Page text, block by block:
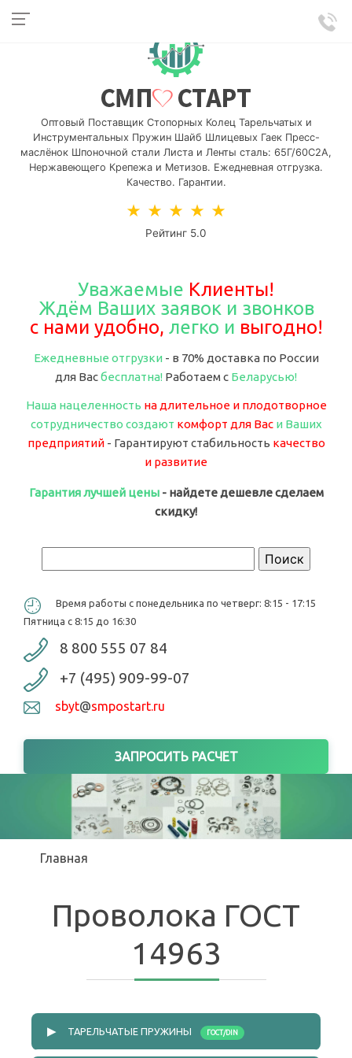
Оптовый Поставщик Стопорных Колец Тарельчатых и
Инструментальных Пружин Шайб Шлицевых Гаек Пресс-
маслёнок Шпоночной стали Листа и Ленты сталь: 65Г/60С2А,
Нержавеющего Крепежа и Метизов. Ежедневная отгрузка.
Качество. Гарантии.
★ ★ ★ ★ ★
Рейтинг 5.0
Уважаемые Клиенты!
Ждём Ваших заявок и звонков
с нами удобно, легко и выгодно!
Ежедневные отгрузки- в 70% доставка по России
для Васбесплатна! Работаем с Беларусью!
Наша нацеленность на длительное и плодотворное
сотрудничество создают комфорт для Вас и Ваших
предприятий- Гарантируют стабильность качество
и развитие
Гарантия лучшей цены- найдете дешевле сделаем
скидку!
Время работы с понедельника по четверг: 8:15 - 17:15
Пятница с 8:15 до 16:30
8 800 555 07 84
+7 (495) 909-99-07
sbyt@smpostart.ru
ЗАПРОСИТЬ РАСЧЕТ
Вы здесь
Главная
Проволока ГОСТ
14963
▶ ТАРЕЛЬЧАТЫЕ ПРУЖИНЫ ГОСТ/DIN